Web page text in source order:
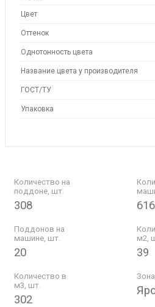
Цвет
Оттенок
Однотонность цвета
Название цвета у производителя
ГОСТ/ТУ
Упаковка
Количество на
поддоне, шт.
308
Поддонов на
машине, шт.
20
м2,
39
Количество в
м3, шт.
302